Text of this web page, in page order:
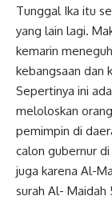
Tunggal Ika itu
yang lain lagi.
kemarin
kebangsaan dan
Sepertinya ini
meloloskan
pemimpin di
calon gubernur
juga karena Al-
surah Al- Maidah